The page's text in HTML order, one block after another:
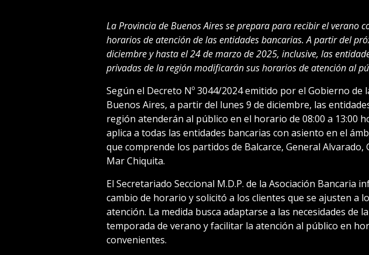
La Provincia de Buenos Aires se prepara para recibir el verano
horarios de atención de las entidades bancarias. A partir del
diciembre y hasta el 24 de marzo de 2025, inclusive, las
privadas de la región modificarán sus horarios de atención al
Según el Decreto Nº 3044/2024 emitido por el Gobierno de
Buenos Aires, a partir del lunes 9 de diciembre, las
región atenderán al público en el horario de 08:00 a 13:00
aplica a todas las entidades bancarias con asiento en el
que comprende los partidos de Balcarce, General Alvarado,
Mar Chiquita.
El Secretariado Seccional M.D.P. de la Asociación Bancaria
cambio de horario y solicitó a los clientes que se ajusten a
atención. La medida busca adaptarse a las necesidades de
temporada de verano y facilitar la atención al público en
convenientes.